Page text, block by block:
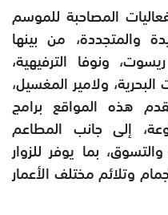
المصاحبة للموسم
والمتجددة، من بينها
ونوفا الترفيهية،
ولامير المغسيل،
هذه المواقع برامج
إلى جانب المطاعم
بما يوفر للزوار
وتلائم مختلف الأعمار